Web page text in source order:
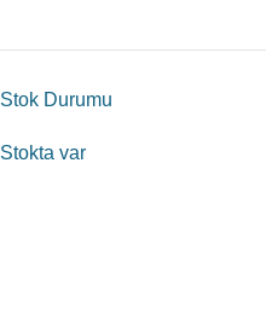
Stok Durumu
Stokta var